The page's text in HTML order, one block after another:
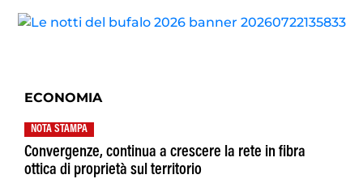
ECONOMIA
NOTA STAMPA
Convergenze, continua a crescere la rete in fibra
ottica di proprietà sul territorio